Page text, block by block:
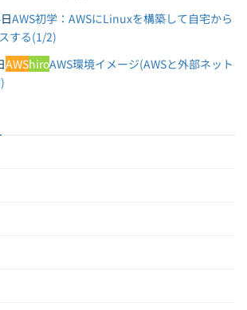
AWS初学：AWSにLinuxを構築して自宅から
する(1/2)
AWShiroAWS環境イメージ(AWSと外部ネット